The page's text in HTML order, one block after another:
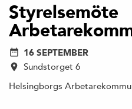
Styrelsemöte
16 SEPTEMBER
Sundstorget 6
Helsingborgs